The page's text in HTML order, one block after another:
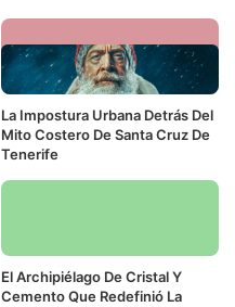
La Impostura Urbana Detrás Del
Mito Costero De Santa Cruz De
Tenerife
El Archipiélago De Cristal Y
Cemento Que Redefinió La